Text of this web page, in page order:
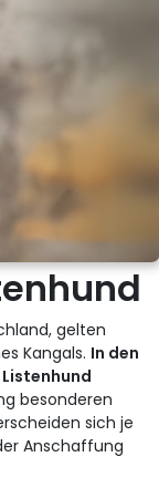
gelten
Kangals. In den
Listenhund
besonderen
sich je
Anschaffung